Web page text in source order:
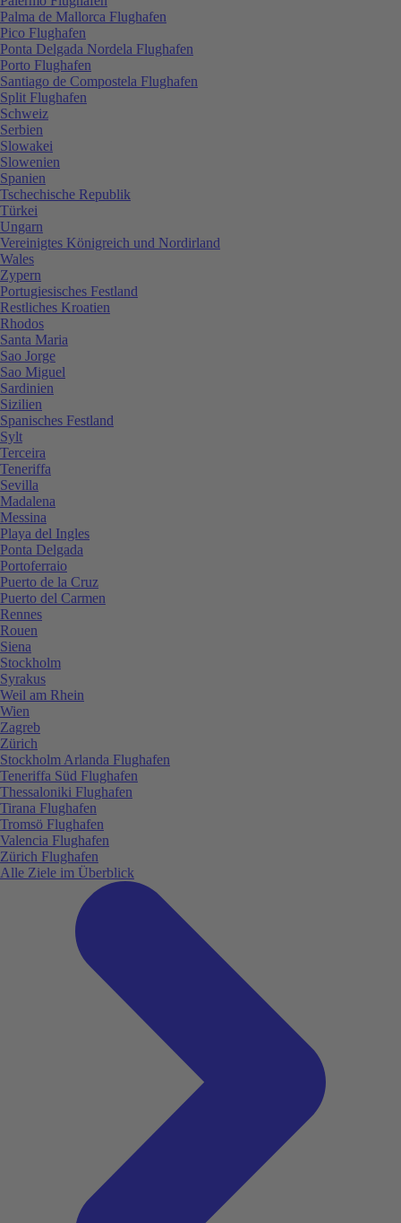
Palma de Mallorca Flughafen
Pico Flughafen
Ponta Delgada Nordela Flughafen
Porto Flughafen
Santiago de Compostela Flughafen
Split Flughafen
Schweiz
Serbien
Slowakei
Slowenien
Spanien
Tschechische Republik
Türkei
Ungarn
Vereinigtes Königreich und Nordirland
Wales
Zypern
Portugiesisches Festland
Restliches Kroatien
Rhodos
Santa Maria
Sao Jorge
Sao Miguel
Sardinien
Sizilien
Spanisches Festland
Sylt
Terceira
Teneriffa
Sevilla
Madalena
Messina
Playa del Ingles
Ponta Delgada
Portoferraio
Puerto de la Cruz
Puerto del Carmen
Rennes
Rouen
Siena
Stockholm
Syrakus
Weil am Rhein
Wien
Zagreb
Zürich
Stockholm Arlanda Flughafen
Teneriffa Süd Flughafen
Thessaloniki Flughafen
Tirana Flughafen
Tromsö Flughafen
Valencia Flughafen
Zürich Flughafen
Alle Ziele im Überblick